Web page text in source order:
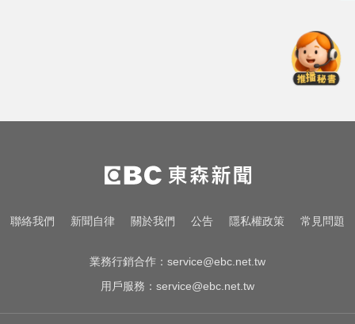
域 造成4人喪命
烏干達拒絕台灣護照入境 外交部持
續交涉聯繫
MLB／大谷10局致勝安當救世主！
聯絡我們 新聞自律 關於我們 公告 隱私權政策 常見問題
業務行銷合作： service@ebc.net.tw
用戶服務： service@ebc.net.tw